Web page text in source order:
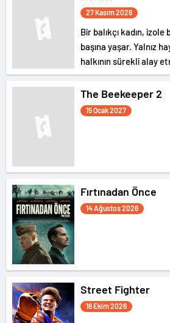
27 Kasım 2026
Bir balıkçı kadın,
başına yaşar. Yalnız
halkının sürekli alay
bir gün kendisine
tuhaf romantizm, dar
arasındaki kaosu
The Beekeeper 2
15 Ocak 2027
Fırtınadan Önce
14 Ağustos 2026
Street Fighter
16 Ekim 2026